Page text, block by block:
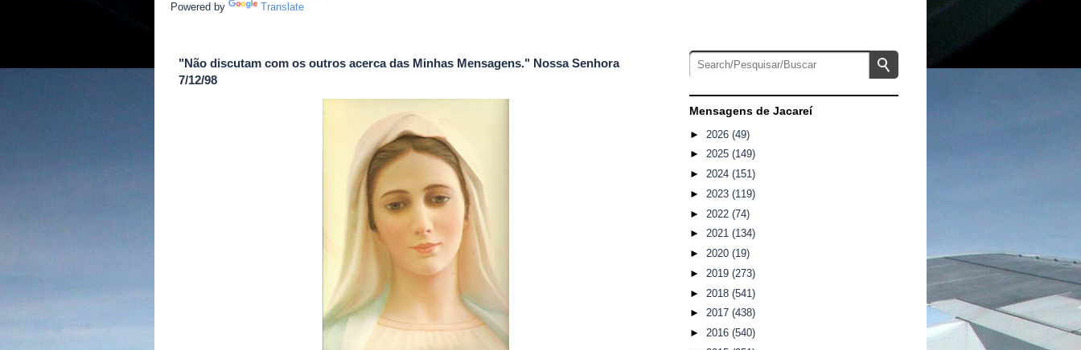
Powered by Translate
"Não discutam com os outros acerca das Minhas Mensagens." Nossa Senhora
7/12/98
Mensagens de Jacareí
► 2026 (49)
► 2025 (149)
► 2024 (151)
► 2023 (119)
► 2022 (74)
► 2021 (134)
► 2020 (19)
► 2019 (273)
► 2018 (541)
► 2017 (438)
► 2016 (540)